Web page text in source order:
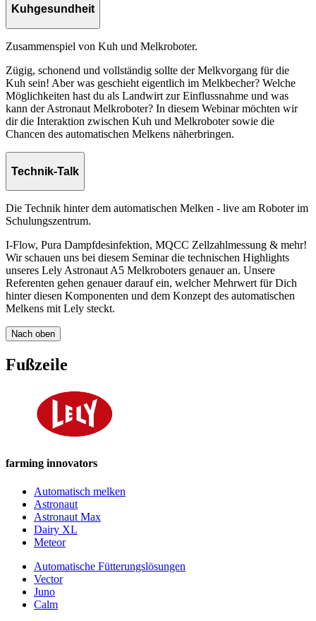
Kuhgesundheit
Zusammenspiel von Kuh und Melkroboter.
Zügig, schonend und vollständig sollte der Melkvorgang für die
Kuh sein! Aber was geschieht eigentlich im Melkbecher? Welche
Möglichkeiten hast du als Landwirt zur Einflussnahme und was
kann der Astronaut Melkroboter? In diesem Webinar möchten wir
dir die Interaktion zwischen Kuh und Melkroboter sowie die
Chancen des automatischen Melkens näherbringen.
Technik-Talk
Die Technik hinter dem automatischen Melken - live am Roboter im
Schulungszentrum.
I-Flow, Pura Dampfdesinfektion, MQCC Zellzahlmessung & mehr!
Wir schauen uns bei diesem Seminar die technischen Highlights
unseres Lely Astronaut A5 Melkroboters genauer an. Unsere
Referenten gehen genauer darauf ein, welcher Mehrwert für Dich
hinter diesen Komponenten und dem Konzept des automatischen
Melkens mit Lely steckt.
Nach oben
Fußzeile
farming innovators
Automatisch melken
Astronaut
Astronaut Max
Dairy XL
Meteor
Automatische Fütterungslösungen
Vector
Juno
Calm